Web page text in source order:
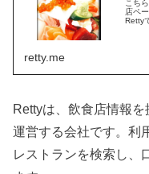
こち
店ペ
Retty
retty.me
Rettyは、飲食店情報
運営する会社です。利
レストランを検索し、